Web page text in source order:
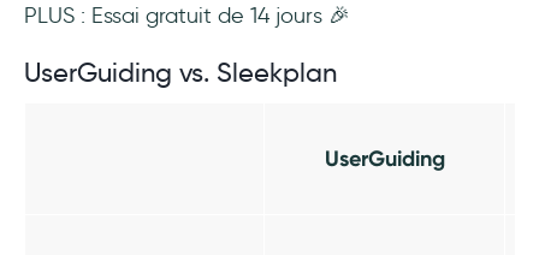
PLUS : Essai gratuit de 14 jours 🎉
UserGuiding vs. Sleekplan
UserGuiding